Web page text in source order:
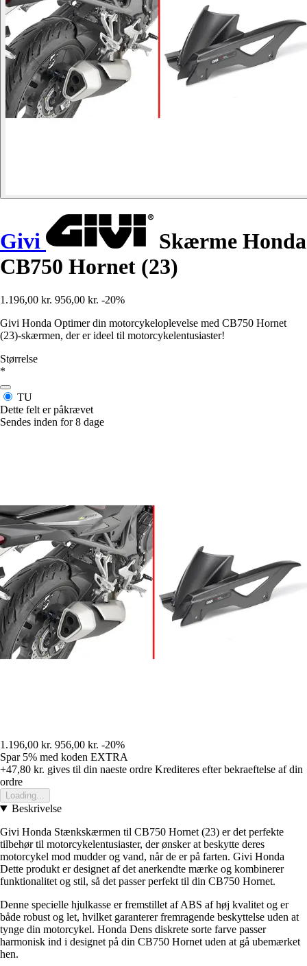
Givi
Skærme Honda
CB750 Hornet (23)
1.196,00 kr. 956,00 kr. -20%
Givi Honda Optimer din motorcykeloplevelse med CB750 Hornet
(23)-skærmen, der er ideel til motorcykelentusiaster!
Størrelse
*
TU
Dette felt er påkrævet
Sendes inden for 8 dage
1.196,00 kr. 956,00 kr. -20%
Spar 5% med koden EXTRA
+47,80 kr. gives til din naeste ordre Krediteres efter bekraeftelse af din
ordre
Loading...
Beskrivelse
Givi Honda Stænkskærmen til CB750 Hornet (23) er det perfekte
tilbehør til motorcykelentusiaster, der ønsker at beskytte deres
motorcykel mod mudder og vand, når de er på farten. Givi Honda
Dette produkt er designet af det anerkendte mærke og kombinerer
funktionalitet og stil, så det passer perfekt til din CB750 Hornet.
Denne specielle hjulkasse er fremstillet af ABS af høj kvalitet og er
både robust og let, hvilket garanterer fremragende beskyttelse uden at
tynge din motorcykel. Honda Dens diskrete sorte farve passer
harmonisk ind i designet på din CB750 Hornet uden at gå ubemærket
hen.